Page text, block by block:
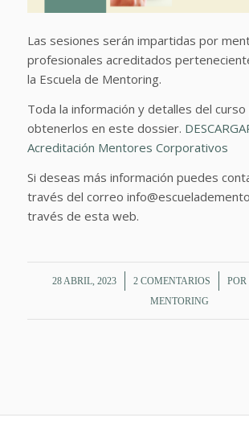
Las sesiones serán impartidas por
profesionales acreditados
la Escuela de Mentoring.
Toda la información y detalles del
obtenerlos en este dossier.
Acreditación Mentores Corporativos
Si deseas más información puedes
través del correo
través de esta web.
28 ABRIL, 2023
/ 2 COMENTARIOS
/ POR
MENTORING